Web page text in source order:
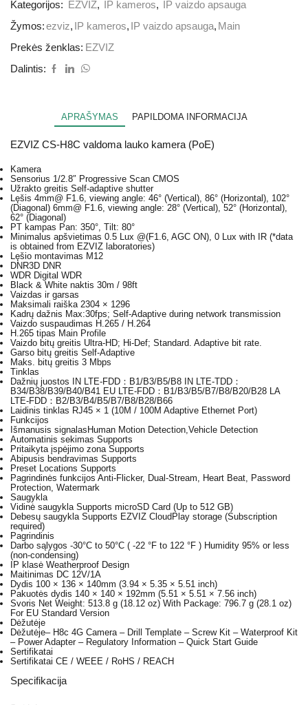
Kategorijos:
EZVIZ, IP kameros,
IP vaizdo apsauga
Žymos:ezviz, IP kameros, IP vaizdo apsauga, Main
Prekės ženklas: EZVIZ
Dalintis:
APRAŠYMAS PAPILDOMA INFORMACIJA
EZVIZ CS-H8C valdoma lauko kamera (PoE)
Kamera
Sensorius 1/2.8″ Progressive Scan CMOS
Užrakto greitis Self-adaptive shutter
Lęšis 4mm@ F1.6, viewing angle: 46° (Vertical), 86° (Horizontal), 102°
(Diagonal) 6mm@ F1.6, viewing angle: 28° (Vertical), 52° (Horizontal),
62° (Diagonal)
PT kampas Pan: 350°, Tilt: 80°
Minimalus apšvietimas 0.5 Lux @(F1.6, AGC ON), 0 Lux with IR (*data
is obtained from EZVIZ laboratories)
Lęšio montavimas M12
DNR3D DNR
WDR Digital WDR
Black & White naktis 30m / 98ft
Vaizdas ir garsas
Maksimali raiška 2304 × 1296
Kadrų dažnis Max:30fps; Self-Adaptive during network transmission
Vaizdo suspaudimas H.265 / H.264
H.265 tipas Main Profile
Vaizdo bitų greitis Ultra-HD; Hi-Def; Standard. Adaptive bit rate.
Garso bitų greitis Self-Adaptive
Maks. bitų greitis 3 Mbps
Tinklas
Dažnių juostos
IN LTE-FDD：B1/B3/B5/B8 IN LTE-TDD：
B34/B38/B39/B40/B41 EU LTE-FDD：B1/B3/B5/B7/B8/B20/B28 LA
LTE-FDD：B2/B3/B4/B5/B7/B8/B28/B66
Laidinis tinklas RJ45 × 1 (10M / 100M Adaptive Ethernet Port)
Funkcijos
Išmanusis signalas Human Motion Detection,Vehicle Detection
Automatinis sekimas Supports
Pritaikyta įspėjimo zona Supports
Abipusis bendravimas Supports
Preset Locations Supports
Pagrindinės funkcijos Anti-Flicker, Dual-Stream, Heart Beat, Password
Protection, Watermark
Saugykla
Vidinė saugykla Supports microSD Card (Up to 512 GB)
Debesų saugykla Supports EZVIZ CloudPlay storage (Subscription
required)
Pagrindinis
Darbo sąlygos -30°C to 50°C ( -22 °F to 122 °F ) Humidity 95% or less
(non-condensing)
IP klasė Weatherproof Design
Maitinimas DC 12V/1A
Dydis 100 × 136 × 140mm (3.94 × 5.35 × 5.51 inch)
Pakuotės dydis 140 × 140 × 192mm (5.51 × 5.51 × 7.56 inch)
Svoris Net Weight: 513.8 g (18.12 oz) With Package: 796.7 g (28.1 oz)
For EU Standard Version
Dėžutėje
Dėžutėje– H8c 4G Camera – Drill Template – Screw Kit – Waterproof Kit
– Power Adapter – Regulatory Information – Quick Start Guide
Sertifikatai
Sertifikatai CE / WEEE / RoHS / REACH
Specifikacija